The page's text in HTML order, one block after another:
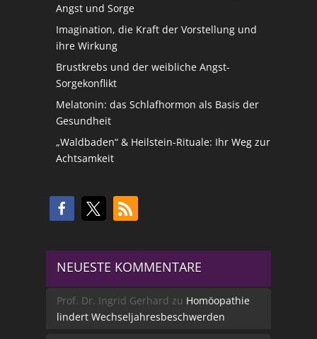
Angst und Sorge
Imagination, die Kraft der Vorstellung und
ihre Wirkung
Brustkrebs und der weibliche Angst-
Sorgekonflikt
Melatonin: das Schlafhormon als Basis der
Gesundheit
„Waldbaden“ & Heilstein-Rituale: Ihr Weg zur
Achtsamkeit
NEUESTE KOMMENTARE
Prof. Dr. Ingrid Gerhard zu Homöopathie
lindert Wechseljahresbeschwerden